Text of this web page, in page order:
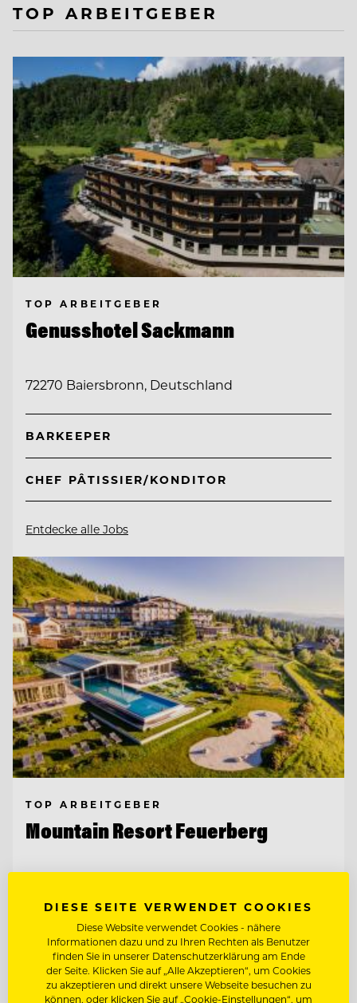
TOP ARBEITGEBER
TOP ARBEITGEBER
Genusshotel Sackmann
72270 Baiersbronn, Deutschland
BARKEEPER
CHEF PÂTISSIER/KONDITOR
Entdecke alle Jobs
TOP ARBEITGEBER
Mountain Resort Feuerberg
CHEF DE RANG - GASTGEBER IM
RESTAURANT
CHEF DE PARTIE
DIESE SEITE VERWENDET COOKIES
Diese Website verwendet Cookies - nähere
Informationen dazu und zu Ihren Rechten als Benutzer
finden Sie in unserer Datenschutzerklärung am Ende
der Seite. Klicken Sie auf „Alle Akzeptieren“, um Cookies
zu akzeptieren und direkt unsere Webseite besuchen zu
können, oder klicken Sie auf „Cookie-Einstellungen“, um